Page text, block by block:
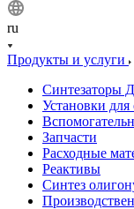
ru
Продукты и услуги
Установки
Запчасти
Расходные
Реактивы
Синтез